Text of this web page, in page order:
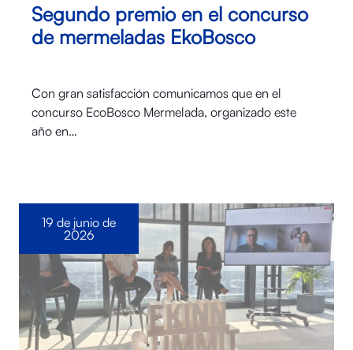
Segundo premio en el concurso
de mermeladas EkoBosco
Con gran satisfacción comunicamos que en el
concurso EcoBosco Mermelada, organizado este
año en…
19 de junio de
2026